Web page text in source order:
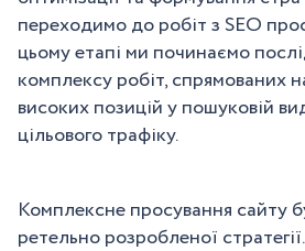
переходимо до робіт з SEO
цьому етапі ми починаємо
комплексу робіт, спрямованих
високих позицій у пошуковій
цільового трафіку.
Комплексне просування сайту
ретельно розробленої